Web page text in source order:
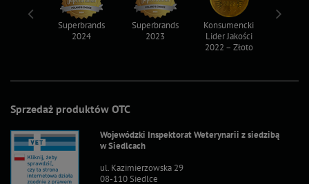
Sprzedaż produktów OTC
Wojewódzki Inspektorat Weterynarii z siedzibą
w Siedlcach
ul. Kazimierzowska 29
08-110 Siedlce
Superbrands
2024
Superbrands
2023
Konsumencki
Lider Jakości
2022 – Złoto